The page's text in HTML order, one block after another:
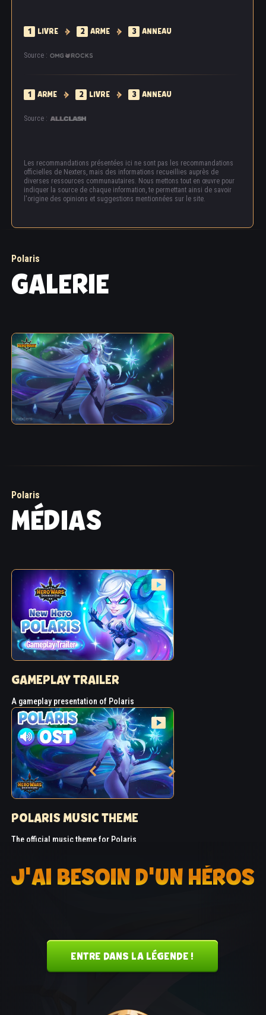
1 LIVRE 2 ARME 3 ANNEAU
Source :
1 ARME 2 LIVRE 3 ANNEAU
Source :
Les recommandations présentées ici ne sont pas les recommandations
officielles de Nexters, mais des informations recueillies auprès de
diverses ressources communautaires. Nous mettons tout en œuvre pour
indiquer la source de chaque information, te permettant ainsi de savoir
l'origine des opinions et suggestions mentionnées sur le site.
Polaris
GALERIE
Polaris
MÉDIAS
GAMEPLAY TRAILER
A gameplay presentation of Polaris
POLARIS MUSIC THEME
The official music theme for Polaris
J'AI BESOIN D'UN HÉROS
ENTRE DANS LA LÉGENDE !